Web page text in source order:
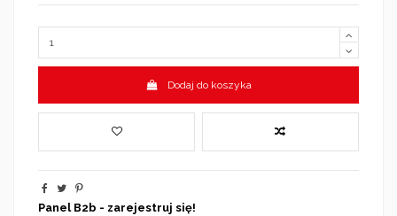
Dodaj do koszyka
Panel B2b - zarejestruj się!